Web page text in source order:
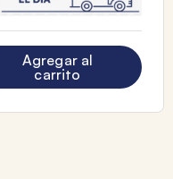
Agregar al
carrito